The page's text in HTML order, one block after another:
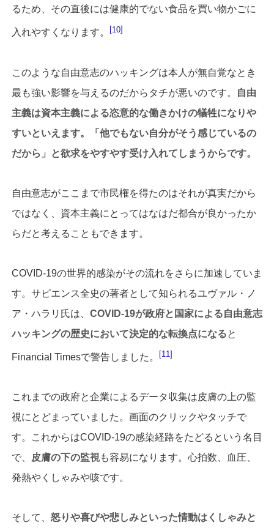
るため、その直後には健康的でない食品を買い物かごに
入れやすくなります。 10
このような自由意志のハッキングは本人が無自覚なとき
最も強い影響を与えるのだからタチが悪いのです。
自由
主義は資本主義による恣意的な働きかけの犠牲になりや
すいといえます。「他でもない自分がそう感じているの
だから」と欲求をやすやす受け入れてしまうからです。
自由意志がここまで市民権を得たのはそれが真実だから
ではなく、資本主義にとってはなはだ都合が良かったか
らだと考えることもできます。
COVID-19の世界的感染がその流れをさらに加速していま
す。サピエンス全史の著者として知られるユヴァル・ノ
ア・ハラリ氏は、 COVID-19が政府と国家による自由意志
ハッキングの歴史において決定的な転換点になると
Financial Timesで警告しました。 11
これまでの政府と企業によるデータ収集は皮膚の上の監
視にとどまっていました。画面のクリックやタッチで
す。これからはCOVID-19の感染経路をたどるという名目
で、
皮膚の下の監視も容易になります。心拍数、血圧、
発熱やくしゃみや咳です。
そして、 怒りや喜びや悲しみといった情動はくしゃみと